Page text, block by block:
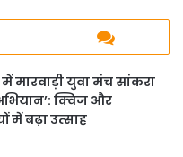
मारवाड़ी युवा मंच सांकरा
अभियान’: क्विज और
में बढ़ा उत्साह